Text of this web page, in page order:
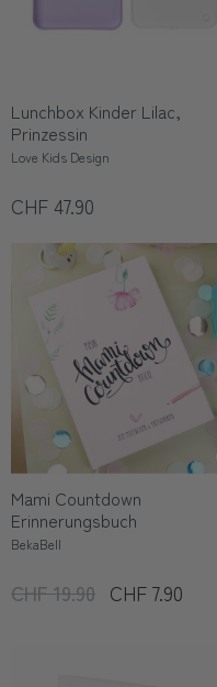
Lunchbox Kinder Lilac,
Prinzessin
Love Kids Design
CHF 47.90
Mami Countdown
Erinnerungsbuch
BekaBell
CHF 19.90 CHF 7.90